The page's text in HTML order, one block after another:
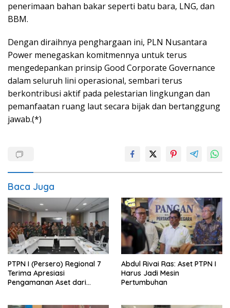
penerimaan bahan bakar seperti batu bara, LNG, dan
BBM.
Dengan diraihnya penghargaan ini, PLN Nusantara
Power menegaskan komitmennya untuk terus
mengedepankan prinsip Good Corporate Governance
dalam seluruh lini operasional, sembari terus
berkontribusi aktif pada pelestarian lingkungan dan
pemanfaatan ruang laut secara bijak dan bertanggung
jawab.(*)
Baca Juga
PTPN I (Persero) Regional 7
Terima Apresiasi
Pengamanan Aset dari
Abdul Rivai Ras: Aset PTPN I
Harus Jadi Mesin
Pertumbuhan